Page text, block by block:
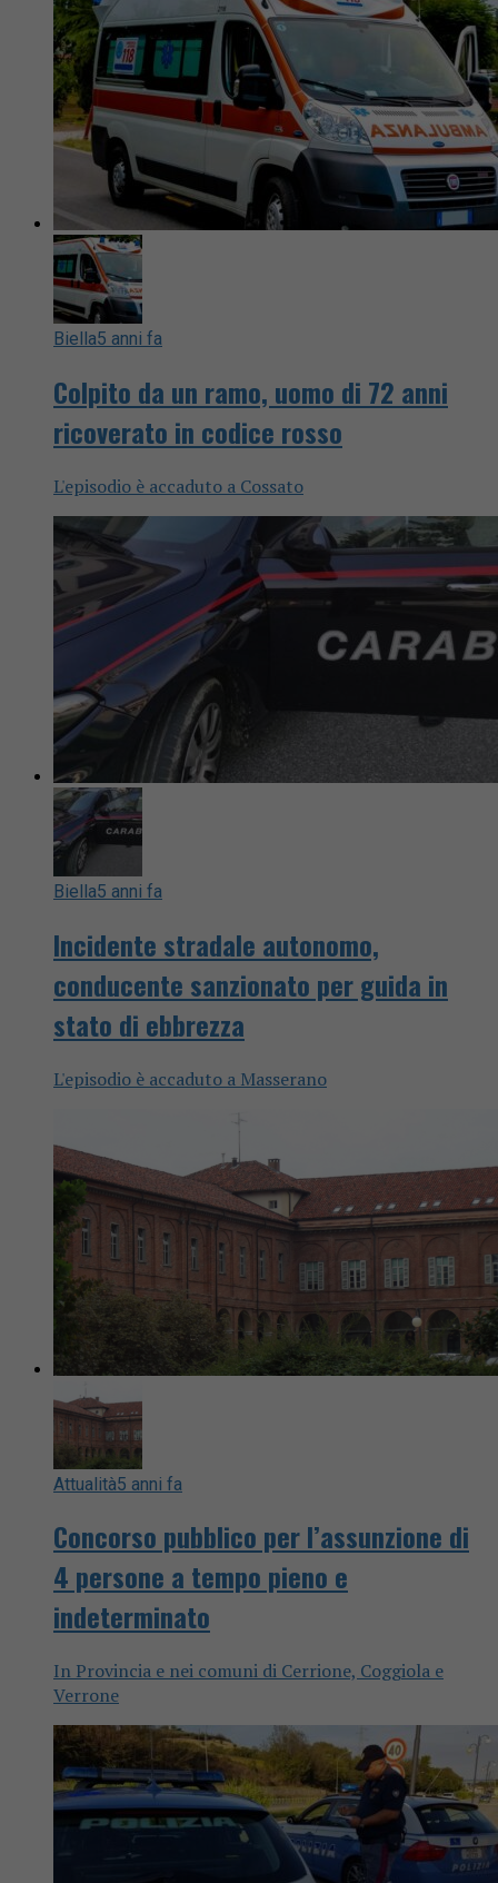
Biella5 anni fa
Colpito da un ramo, uomo di 72 anni
ricoverato in codice rosso
L'episodio è accaduto a Cossato
Biella5 anni fa
Incidente stradale autonomo,
conducente sanzionato per guida in
stato di ebbrezza
L'episodio è accaduto a Masserano
Attualità5 anni fa
Concorso pubblico per l’assunzione di
4 persone a tempo pieno e
indeterminato
In Provincia e nei comuni di Cerrione, Coggiola e
Verrone